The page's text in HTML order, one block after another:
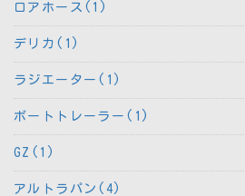
ロアホース(1)
デリカ(1)
ラジエーター(1)
ボートトレーラー(1)
GZ(1)
アルトラパン(4)